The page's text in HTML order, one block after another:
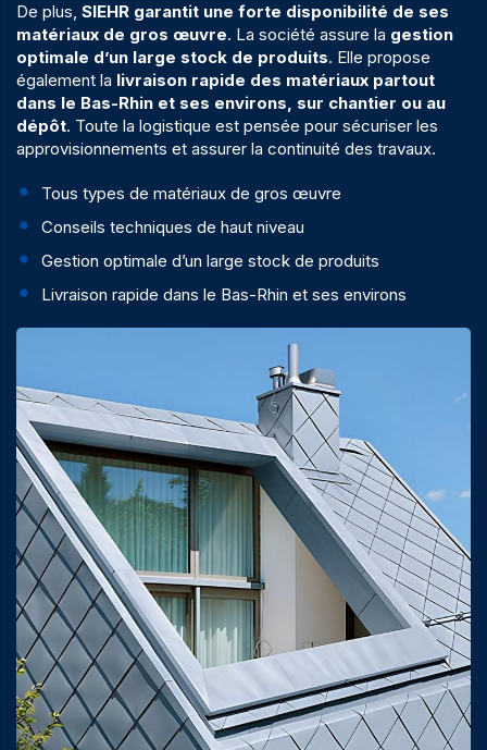
De plus, SIEHR garantit une forte disponibilité de ses
matériaux de gros œuvre. La société assure la gestion
optimale d’un large stock de produits. Elle propose
également la livraison rapide des matériaux partout
dans le Bas-Rhin et ses environs, sur chantier ou au
dépôt. Toute la logistique est pensée pour sécuriser les
approvisionnements et assurer la continuité des travaux.
Tous types de matériaux de gros œuvre
Conseils techniques de haut niveau
Gestion optimale d’un large stock de produits
Livraison rapide dans le Bas-Rhin et ses environs